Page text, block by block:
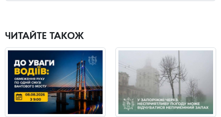
ЧИТАЙТЕ ТАКОЖ